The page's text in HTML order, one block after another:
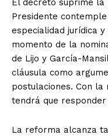
El decreto suprime la
Presidente
especialidad jurídica
momento de la
de Lijo y García-
cláusula como
postulaciones. Con la
tendrá que
La reforma alcanza